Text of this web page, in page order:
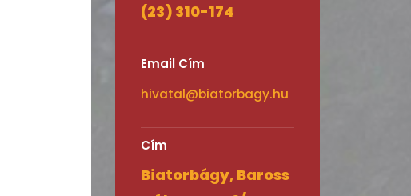
(23) 310-174
Email Cím
hivatal@biatorbagy.hu
Cím
Biatorbágy, Baross